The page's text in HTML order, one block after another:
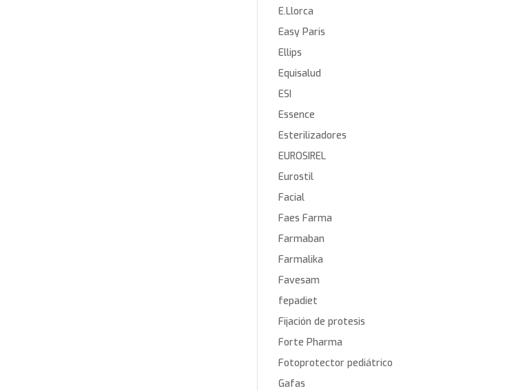
E.Llorca
Easy Paris
Ellips
Equisalud
ESI
Essence
Esterilizadores
EUROSIREL
Eurostil
Facial
Faes Farma
Farmaban
Farmalika
Favesam
fepadiet
Fijación de protesis
Forte Pharma
Fotoprotector pediátrico
Gafas